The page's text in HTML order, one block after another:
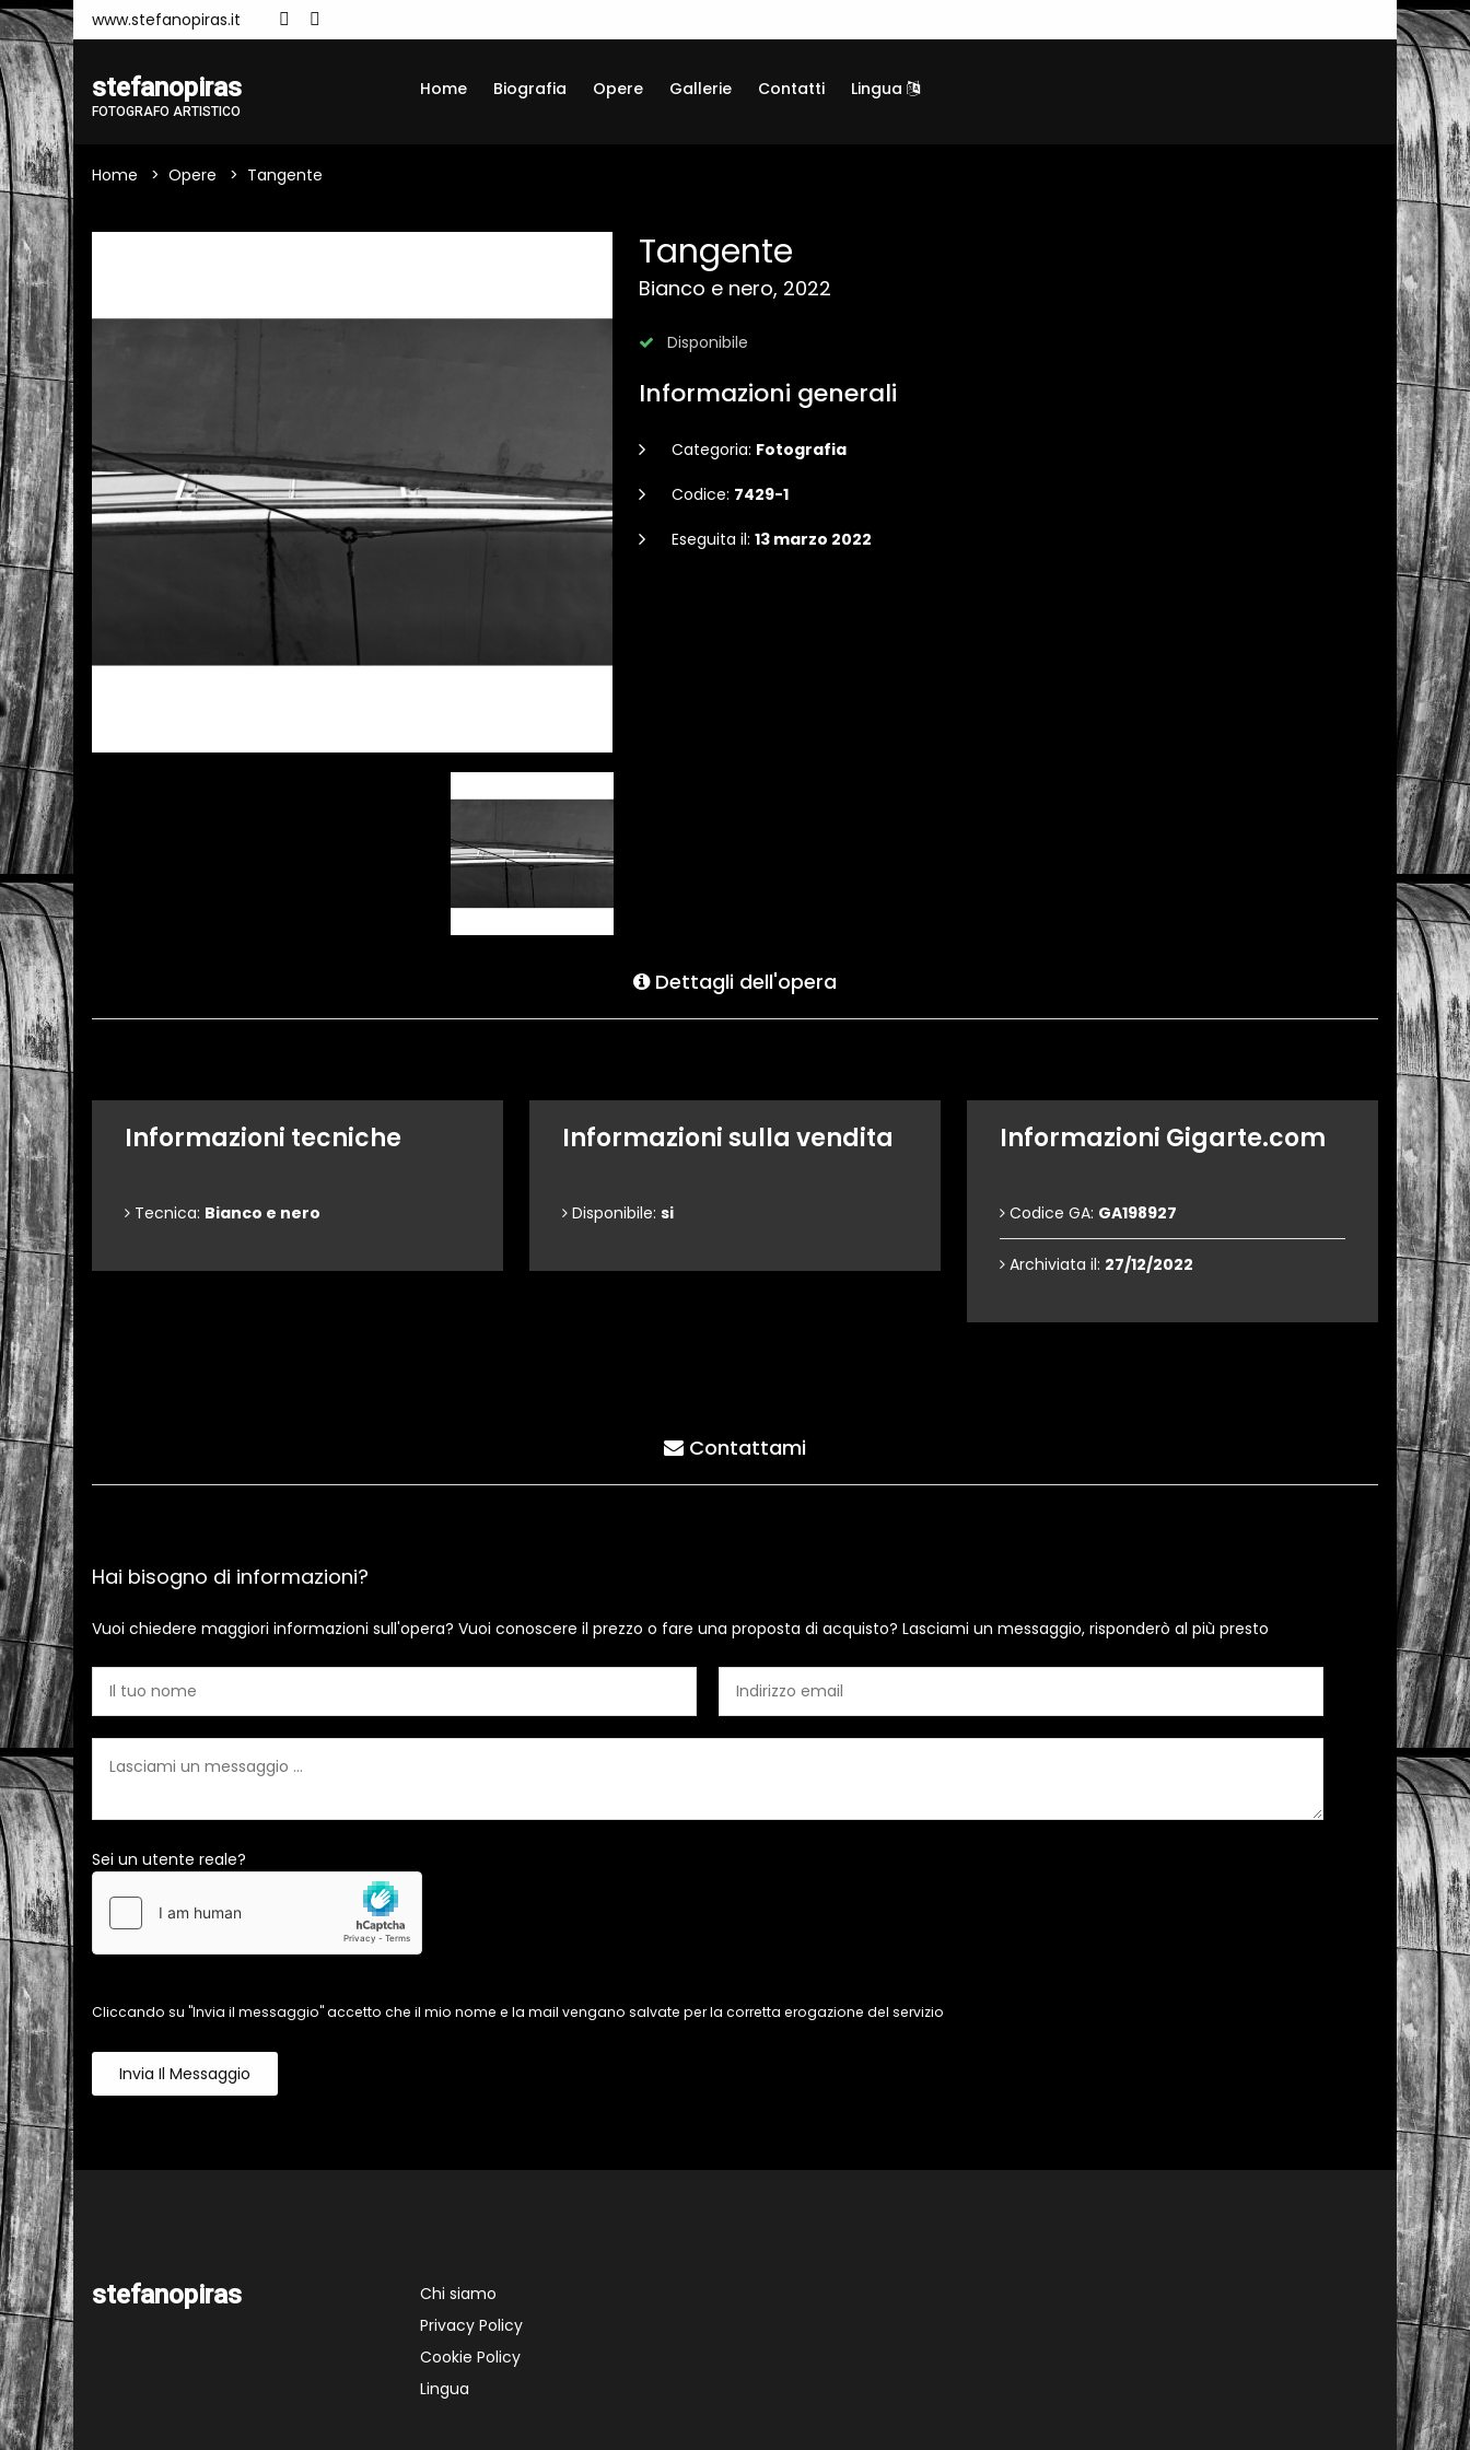
www.stefanopiras.it
stefanopiras
FOTOGRAFO ARTISTICO
Home Biografia Opere Gallerie Contatti Lingua
Home Opere Tangente
Tangente
Bianco e nero, 2022
Disponibile
Informazioni generali
Categoria: Fotografia
Codice: 7429-1
Eseguita il: 13 marzo 2022
Dettagli dell'opera
Informazioni tecniche
Tecnica: Bianco e nero
Informazioni sulla vendita
Disponibile: si
Informazioni Gigarte.com
Codice GA: GA198927
Archiviata il: 27/12/2022
Contattami
Hai bisogno di informazioni?
Vuoi chiedere maggiori informazioni sull'opera? Vuoi conoscere il prezzo o fare una proposta di acquisto? Lasciami un messaggio, risponderò al più presto
Sei un utente reale?
Cliccando su "Invia il messaggio" accetto che il mio nome e la mail vengano salvate per la corretta erogazione del servizio
Invia Il Messaggio
stefanopiras
Chi siamo
Privacy Policy
Cookie Policy
Lingua